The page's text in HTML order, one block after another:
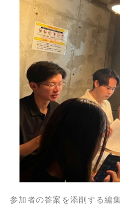
参加者の答案を添削する編